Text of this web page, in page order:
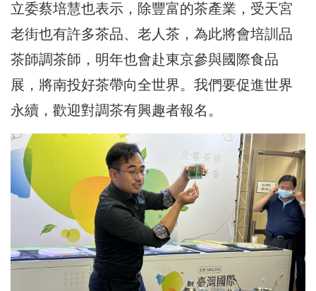
立委蔡培慧也表示，除豐富的茶產業，受天宮
老街也有許多茶品、老人茶，為此將會培訓品
茶師調茶師，明年也會赴東京參與國際食品
展，將南投好茶帶向全世界。我們要促進世界
永續，歡迎對調茶有興趣者報名。